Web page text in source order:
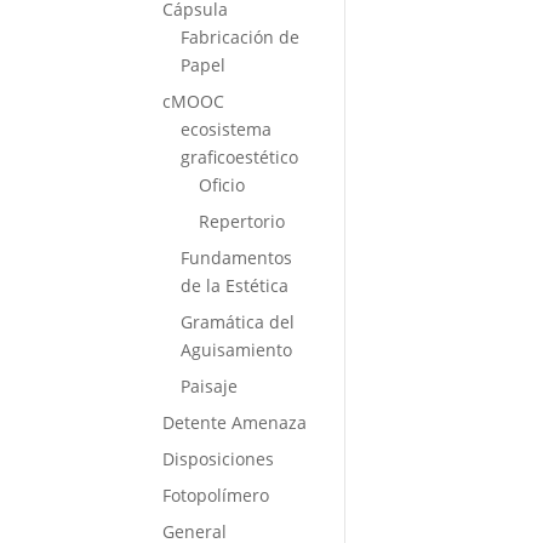
Cápsula
Fabricación de
Papel
cMOOC
ecosistema
graficoestético
Oficio
Repertorio
Fundamentos
de la Estética
Gramática del
Aguisamiento
Paisaje
Detente Amenaza
Disposiciones
Fotopolímero
General